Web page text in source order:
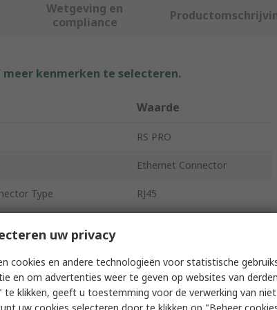
Wetgeving en
compliance
kenmerken te selecteren.
Waarde
RS PRO
Ethernet Connector
Type RJ45
Panel Mount
8
uw privacy
cookies en andere technologieën voor statistische
en om advertenties weer te geven op websites van
te klikken, geeft u toestemming voor de verwerking van